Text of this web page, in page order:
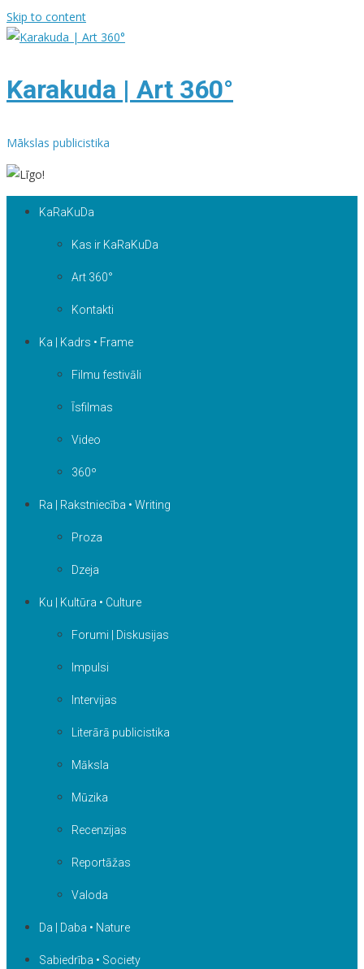
Skip to content
Karakuda | Art 360°
Mākslas publicistika
KaRaKuDa
Kas ir KaRaKuDa
Art 360°
Kontakti
Ka | Kadrs • Frame
Filmu festivāli
Īsfilmas
Video
360º
Ra | Rakstniecība • Writing
Proza
Dzeja
Ku | Kultūra • Culture
Forumi | Diskusijas
Impulsi
Intervijas
Literārā publicistika
Māksla
Mūzika
Recenzijas
Reportāžas
Valoda
Da | Daba • Nature
Sabiedrība • Society